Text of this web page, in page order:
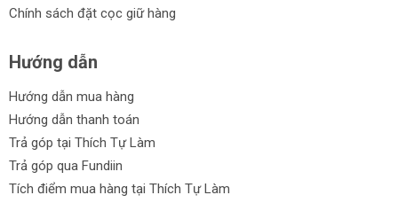
Chính sách đặt cọc giữ hàng
Hướng dẫn
Hướng dẫn mua hàng
Hướng dẫn thanh toán
Trả góp tại Thích Tự Làm
Trả góp qua Fundiin
Tích điểm mua hàng tại Thích Tự Làm